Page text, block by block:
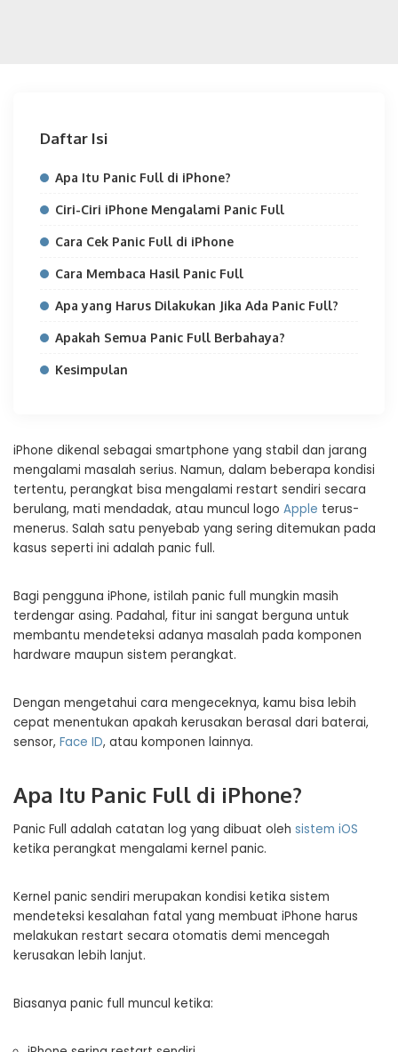
Daftar Isi
Apa Itu Panic Full di iPhone?
Ciri-Ciri iPhone Mengalami Panic Full
Cara Cek Panic Full di iPhone
Cara Membaca Hasil Panic Full
Apa yang Harus Dilakukan Jika Ada Panic Full?
Apakah Semua Panic Full Berbahaya?
Kesimpulan
iPhone dikenal sebagai smartphone yang stabil dan jarang
mengalami masalah serius. Namun, dalam beberapa kondisi
tertentu, perangkat bisa mengalami restart sendiri secara
berulang, mati mendadak, atau muncul logo Apple terus-
menerus. Salah satu penyebab yang sering ditemukan pada
kasus seperti ini adalah panic full.
Bagi pengguna iPhone, istilah panic full mungkin masih
terdengar asing. Padahal, fitur ini sangat berguna untuk
membantu mendeteksi adanya masalah pada komponen
hardware maupun sistem perangkat.
Dengan mengetahui cara mengeceknya, kamu bisa lebih
cepat menentukan apakah kerusakan berasal dari baterai,
sensor, Face ID, atau komponen lainnya.
Apa Itu Panic Full di iPhone?
Panic Full adalah catatan log yang dibuat oleh sistem iOS
ketika perangkat mengalami kernel panic.
Kernel panic sendiri merupakan kondisi ketika sistem
mendeteksi kesalahan fatal yang membuat iPhone harus
melakukan restart secara otomatis demi mencegah
kerusakan lebih lanjut.
Biasanya panic full muncul ketika: